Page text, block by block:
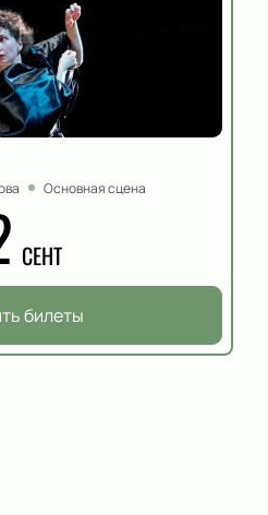
Основная сцена
СЕНТ
билеты